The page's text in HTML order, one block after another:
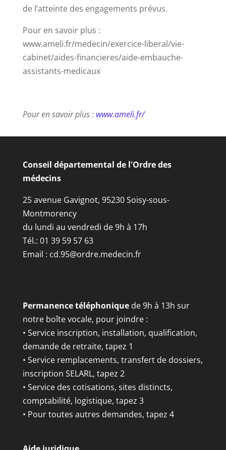
de l’atteinte des engagements prévus.
Pour en savoir plus :
www.ameli.fr/medecin/exercice-liberal/vie-
cabinet/aides-financieres/aide-embauche-
assistants-medicaux
Pour en savoir plus : www.ameli.fr/
Conseil départemental de l'Ordre des
médecins
25 avenue Gavignot, 95230 Soisy-sous-
Montmorency
du lundi au vendredi de 9h à 17h
Tél.: 01 39 59 57 63
Email : cd.95@ordre.medecin.fr
Permanence téléphoniquede 9h à 13h sur
notre boîte vocale, pour joindre :
• Service inscription, installation, qualification,
demande de retraite, tapez 1
• Service remplacements, transfert de dossiers,
inscription SELARL, tapez 2
• Service des cotisations, sites distincts,
comptabilité, logistique, tapez 3
• Pour toutes autres demandes, tapez 4